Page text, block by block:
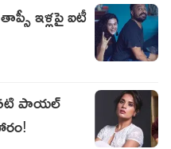
ఇళ్లపై ఐటీ
నటి పాయల్